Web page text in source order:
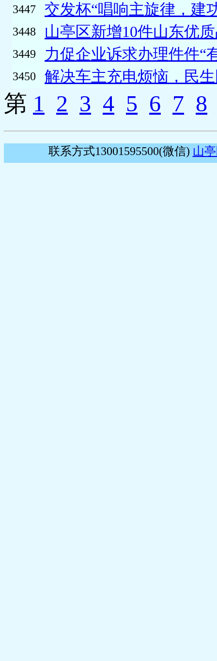
3447 交发杯“唱响主旋律，建
3448 山亭区新增10件山东优
3449 力促企业诉求办理件件“
3450 解决车主充电烦恼，民
第 1 2 3 4 5 6 7 8
联系方式13001595500(微信) 山